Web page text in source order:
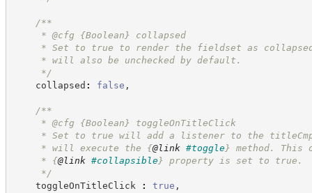
/**
* @cfg {Boolean}
collapsed
* Set to true to render the fieldset as
* will also be unchecked by default.
*/
collapsed : false ,
/**
* @cfg {Boolean}
toggleOnTitleClick
* Set to true will add a listener to the titleCmp
* will execute the {@link #toggle} method. This
* {@link #collapsible} property is set to true.
*/
toggleOnTitleClick
: true ,